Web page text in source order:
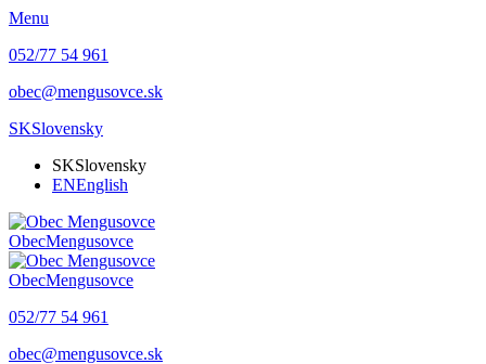
Menu
052/77 54 961
obec@mengusovce.sk
SKSlovensky
SKSlovensky
ENEnglish
ObecMengusovce
ObecMengusovce
052/77 54 961
obec@mengusovce.sk